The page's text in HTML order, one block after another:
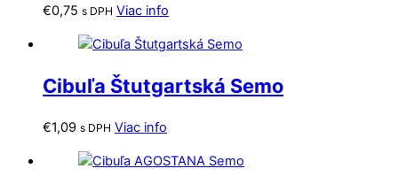
€0,75 s DPH Viac info
Cibuľa Štutgartská Semo
€1,09 s DPH Viac info